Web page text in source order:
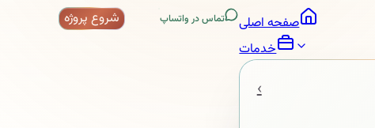
شروع پروژه تماس در واتساپ
صفحه اصلی
خدمات
‹